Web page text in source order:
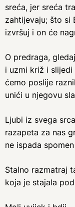
sreća, jer sreća
zahtijevaju; što si
izvršuj i on će
O predraga,
i uzmi križ i
ćemo poslije
unići u njegovu
Ljubi iz svega
razapeta za nas
ne ispada
Stalno razmatraj
koja je stajala